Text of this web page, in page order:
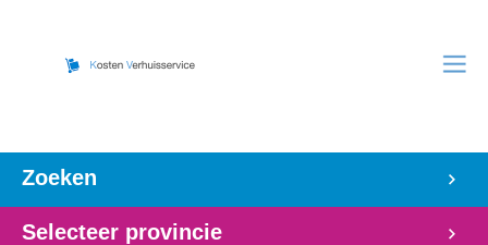
Zoeken
Selecteer provincie